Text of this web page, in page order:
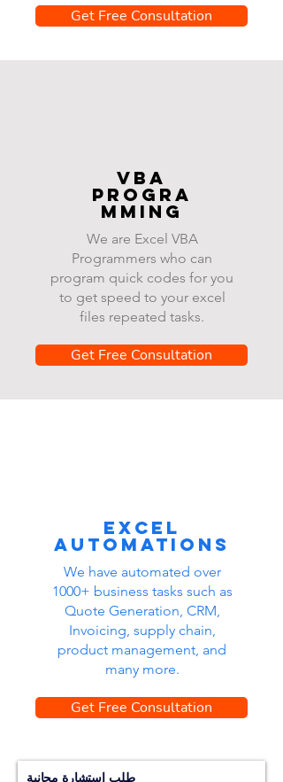
Get Free Consultation
VBA
progra
mming
We are Excel VBA
Programmers who can
program quick codes for you
to get speed to your excel
files repeated tasks.
Get Free Consultation
Excel
automations
We have automated over
1000+ business tasks such as
Quote Generation, CRM,
Invoicing, supply chain,
product management, and
many more.
Get Free Consultation
طلب استشارة مجانية